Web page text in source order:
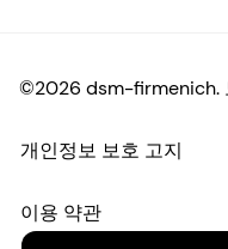
©2026 dsm-firmenich.
개인정보 보호 고지
이용 약관